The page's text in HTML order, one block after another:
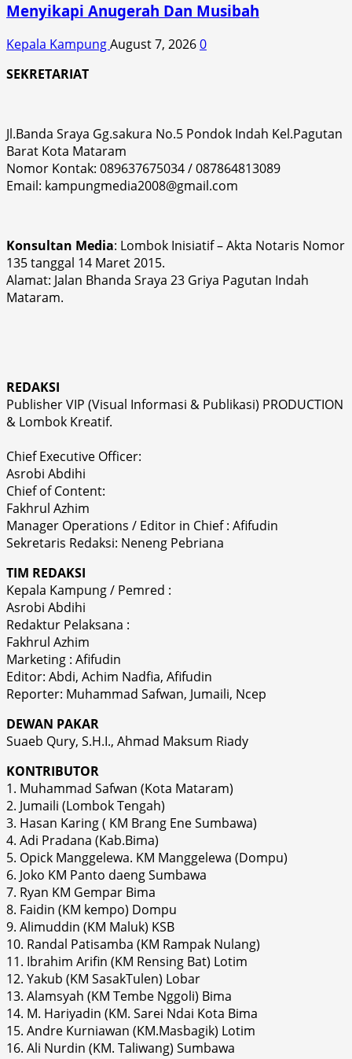
Menyikapi Anugerah Dan Musibah
Kepala KampungAugust 7, 20260
SEKRETARIAT
Jl.Banda Sraya Gg.sakura No.5 Pondok Indah Kel.Pagutan
Barat Kota Mataram
Nomor Kontak: 089637675034 / 087864813089
Email: kampungmedia2008@gmail.com
Konsultan Media: Lombok Inisiatif – Akta Notaris Nomor
135 tanggal 14 Maret 2015.
Alamat: Jalan Bhanda Sraya 23 Griya Pagutan Indah
Mataram.
REDAKSI
Publisher VIP (Visual Informasi & Publikasi) PRODUCTION
& Lombok Kreatif.
Chief Executive Officer:
Asrobi Abdihi
Chief of Content:
Fakhrul Azhim
Manager Operations / Editor in Chief : Afifudin
Sekretaris Redaksi: Neneng Pebriana
TIM REDAKSI
Kepala Kampung / Pemred :
Asrobi Abdihi
Redaktur Pelaksana :
Fakhrul Azhim
Marketing : Afifudin
Editor: Abdi, Achim Nadfia, Afifudin
Reporter: Muhammad Safwan, Jumaili, Ncep
DEWAN PAKAR
Suaeb Qury, S.H.I., Ahmad Maksum Riady
KONTRIBUTOR
1. Muhammad Safwan (Kota Mataram)
2. Jumaili (Lombok Tengah)
3. Hasan Karing ( KM Brang Ene Sumbawa)
4. Adi Pradana (Kab.Bima)
5. Opick Manggelewa. KM Manggelewa (Dompu)
6. Joko KM Panto daeng Sumbawa
7. Ryan KM Gempar Bima
8. Faidin (KM kempo) Dompu
9. Alimuddin (KM Maluk) KSB
10. Randal Patisamba (KM Rampak Nulang)
11. Ibrahim Arifin (KM Rensing Bat) Lotim
12. Yakub (KM SasakTulen) Lobar
13. Alamsyah (KM Tembe Nggoli) Bima
14. M. Hariyadin (KM. Sarei Ndai Kota Bima
15. Andre Kurniawan (KM.Masbagik) Lotim
16. Ali Nurdin (KM. Taliwang) Sumbawa